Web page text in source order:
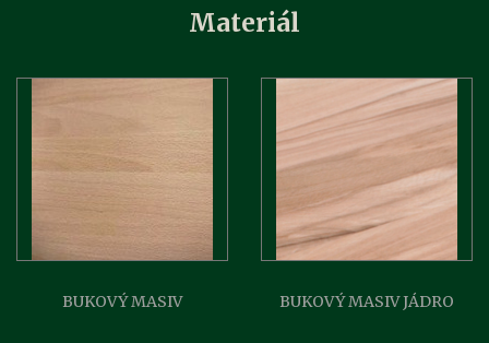
Materiál
BUKOVÝ MASIV BUKOVÝ MASIV JÁDRO